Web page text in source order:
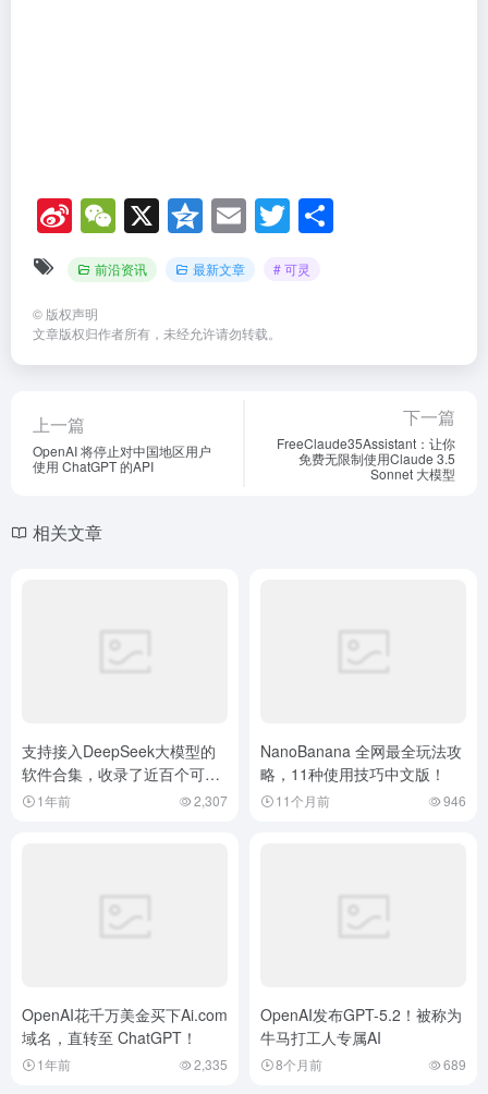
Si
n
a
W
ei
b
o
W
e
C
h
at
X Q
z
o
n
e
E
m
ail
T
wi
tt
前沿资讯 最新文章 # 可灵
© 版权声明
文章版权归作者所有，未经允许请勿转载。
上一篇
OpenAI 将停止对中国地区用户
使用 ChatGPT 的API
下一篇
FreeClaude35Assistant：让你
免费无限制使用Claude 3.5
Sonnet 大模型
相关文章
支持接入DeepSeek大模型的
软件合集，收录了近百个可接
入deepseek的软件。
1年前 2,307
NanoBanana 全网最全玩法攻
略，11种使用技巧中文版！
11个月前 946
OpenAI花千万美金买下Ai.com
域名，直转至 ChatGPT！
1年前 2,335
OpenAI发布GPT-5.2！被称为
牛马打工人专属AI
8个月前 689